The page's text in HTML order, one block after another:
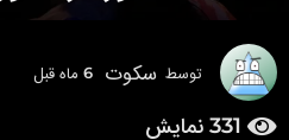
ل
6
م
ا
توسط سکوت 6 ماه قبل
331 نمایش